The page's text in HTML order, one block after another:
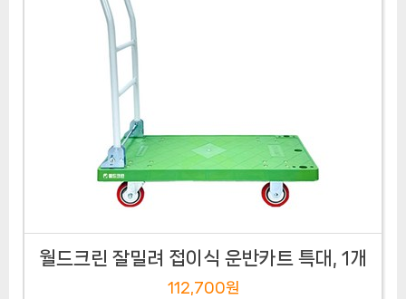
월드크린 잘밀려 접이식 운반카트 특대, 1개
112,700원